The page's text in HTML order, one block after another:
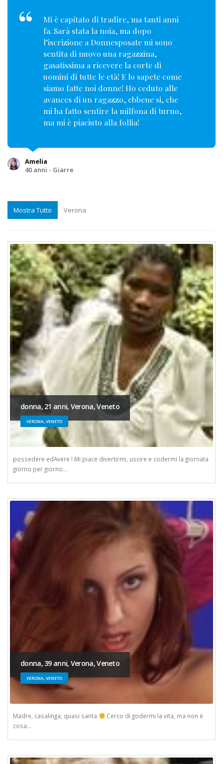
Mi è capitato di tradire, ma tanti anni
fa. Sarà stata la noia, ma dopo
l’iscrizione a Donnesposate mi sono
sentita di nuovo una ragazzina,
gasatissima a ricevere la corte di
uomini di tutte le età! E lo sapete come
siamo fatte noi donne! Ho ceduto alle
avances di un ragazzo, ebbene si, che
mi ha fatto sentire la milfona di turno,
ma mi è piaciuto alla follia!
Amelia
40 anni - Giarre
Mostra Tutto Verona
donna, 21 anni, Verona, Veneto
VERONA, VENETO
possedere edAvere ! Mi piace divertirmi, uscire e codermi la giornata
giorno per giorno...
donna, 39 anni, Verona, Veneto
VERONA, VENETO
Madre, casalinga, quasi santa
Cerco di godermi la vita, ma non è
cosa...